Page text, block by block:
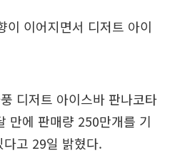
이 이어지면서 디저트 아이
디저트 아이스바 판나코타
만에 판매량 250만개를 기
고 29일 밝혔다.